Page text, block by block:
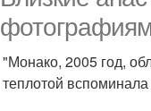
"Монако, 2005 год,
теплотой вспоминала